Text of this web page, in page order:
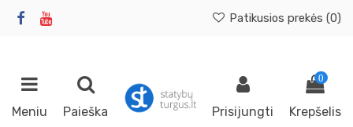
Patikusios prekės (0)
Meniu Paieška Prisijungti
0
Krepšelis